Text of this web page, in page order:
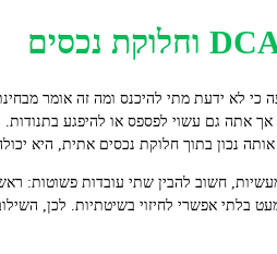
לא ידעת מתי להיכנס ומה זה אומר
אך אתה גם עשוי לפספס או להיפגע